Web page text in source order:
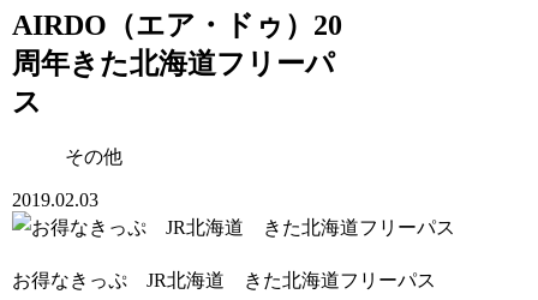
AIRDO（エア・ドゥ）20
周年きた北海道フリーパ
ス
その他
2019.02.03
お得なきっぷ JR北海道 きた北海道フリーパス